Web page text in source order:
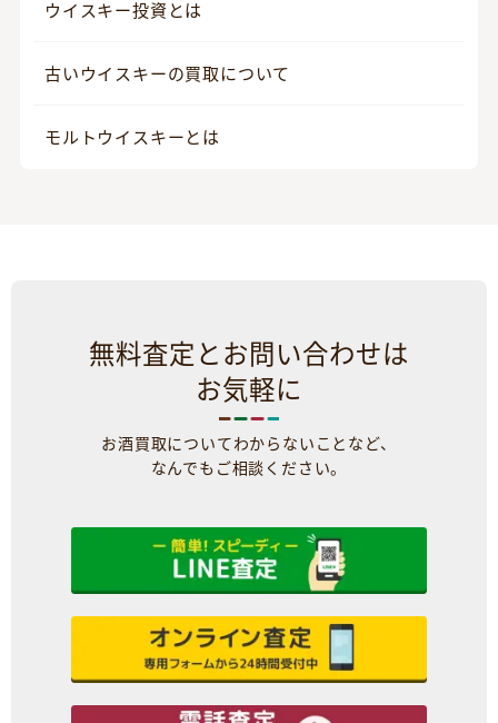
ウイスキー投資とは
古いウイスキーの買取について
モルトウイスキーとは
無料査定とお問い合わせは
お気軽に
お酒買取についてわからないことなど、
なんでもご相談ください。